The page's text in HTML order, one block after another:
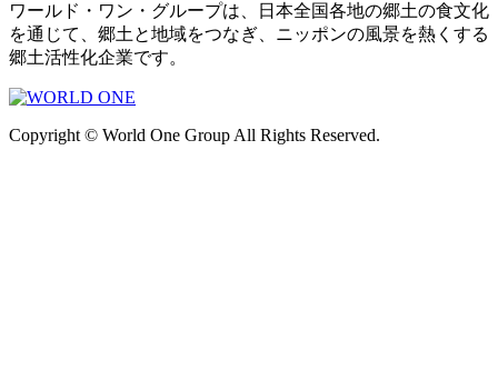
ワールド・ワン・グループは、日本全国各地の郷土の食文化
を通じて、郷土と地域をつなぎ、ニッポンの風景を熱くする
郷土活性化企業です。
Copyright © World One Group All Rights Reserved.